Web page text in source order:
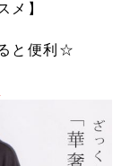
メ】
と便利☆